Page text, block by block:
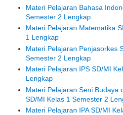
Materi Pelajaran Bahasa
Semester 2 Lengkap
Materi Pelajaran Matematika
1 Lengkap
Materi Pelajaran Penjasorkes
Semester 2 Lengkap
Materi Pelajaran IPS SD/MI
Lengkap
Materi Pelajaran Seni Budaya
SD/MI Kelas 1 Semester 2
Materi Pelajaran IPA SD/MI